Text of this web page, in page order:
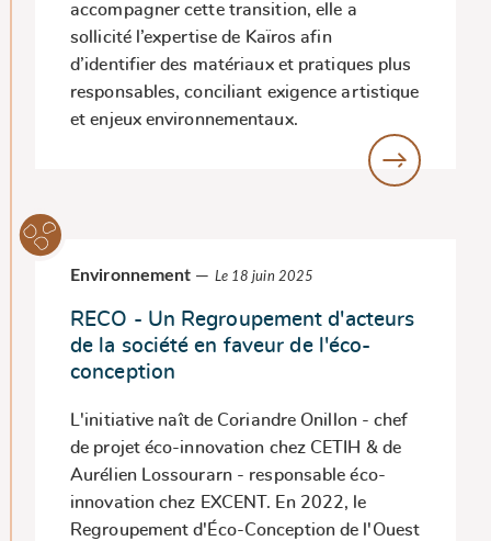
accompagner cette transition, elle a
sollicité l’expertise de Kaïros afin
d’identifier des matériaux et pratiques plus
responsables, conciliant exigence artistique
et enjeux environnementaux.
Environnement — Le 18 juin 2025
RECO - Un Regroupement d'acteurs
de la société en faveur de l'éco-
conception
L'initiative naît de Coriandre Onillon - chef
de projet éco-innovation chez CETIH & de
Aurélien Lossourarn - responsable éco-
innovation chez EXCENT. En 2022, le
Regroupement d'Éco-Conception de l'Ouest